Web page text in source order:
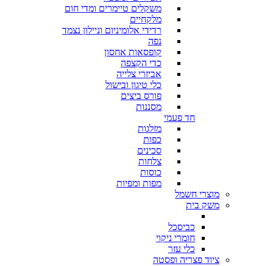
משקלים טיימרים ומדי חום
מלקחיים
רדידי אלומיניום וניילון נצמד
נפה
קופסאות אחסון
כדי הקצפה
אביזרי צלייה
כלי טיגון ובישול
פורס ביצים
מסננות
חד פעמי
מזלגות
כפות
סכינים
צלחות
כוסות
מפות ומפיות
מוצרי חשמל
משק בית
כביסכל
חומרי ניקוי
כלי עזר
ציוד פצריה ופסטה